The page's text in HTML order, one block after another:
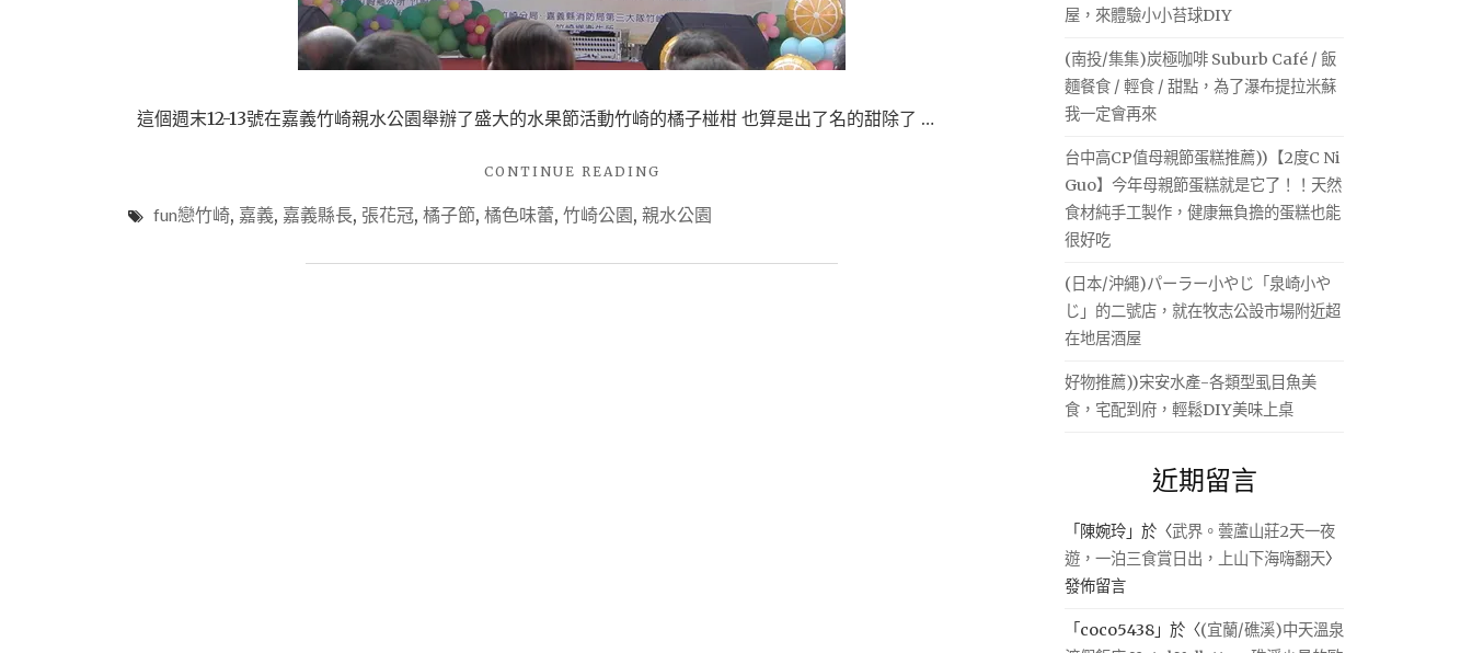
崎
親
水
園
這個週末12-13號在嘉義竹崎親水公園舉辦了盛大的水果節活動竹崎的橘子椪柑 也算是出了名的甜除了 …
CONTINUE READING
竹
戀
fun戀竹崎, 嘉義, 嘉義縣長, 張花冠, 橘子節, 橘色味蕾, 竹崎公園, 親水公園
屋，來體驗小小苔球DIY
(南投/集集)炭極咖啡 Suburb Café / 飯
麵餐食 / 輕食 / 甜點，為了瀑布提拉米蘇
我一定會再來
台中高CP值母親節蛋糕推薦))【2度C Ni
Guo】今年母親節蛋糕就是它了！！天然
食材純手工製作，健康無負擔的蛋糕也能
很好吃
(日本/沖繩)パーラー小やじ「泉崎小や
じ」的二號店，就在牧志公設市場附近超
在地居酒屋
好物推薦))宋安水產-各類型虱目魚美
食，宅配到府，輕鬆DIY美味上桌
近期留言
「 陳婉玲 」於〈武界。蕓蘆山莊2天一夜
遊，一泊三食賞日出，上山下海嗨翻天〉
發佈留言
「 coco5438 」於〈(宜蘭/礁溪)中天溫泉